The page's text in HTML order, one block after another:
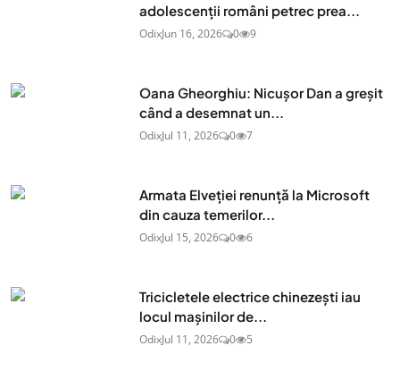
adolescenţii români petrec prea...
OdixJun 16, 2026 0 9
Oana Gheorghiu: Nicușor Dan a greșit
când a desemnat un...
OdixJul 11, 2026 0 7
Armata Elveției renunță la Microsoft
din cauza temerilor...
OdixJul 15, 2026 0 6
Tricicletele electrice chinezești iau
locul mașinilor de...
OdixJul 11, 2026 0 5